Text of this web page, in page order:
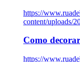
https://
content/uploads/
Como
https://